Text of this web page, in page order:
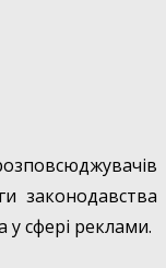
законодавства
сфері реклами.